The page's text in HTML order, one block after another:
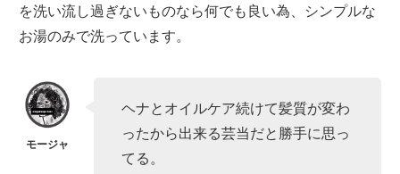
を洗い流し過ぎないものなら何でも良い為、シンプルな
お湯のみで洗っています。
ヘナとオイルケア続けて髪質が変わ
ったから出来る芸当だと勝手に思っ
てる。